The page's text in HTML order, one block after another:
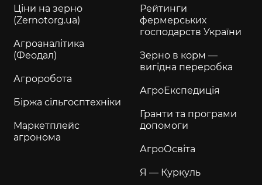
Ціни на зерно
(Zernotorg.ua)
Агроаналітика
(Феодал)
Агроробота
Біржа сільгосптехніки
Маркетплейс
агронома
Рейтинги
фермерських
господарств України
Зерно в корм —
вигідна переробка
АгроЕкспедиція
Гранти та програми
допомоги
АгроОсвіта
Я — Куркуль